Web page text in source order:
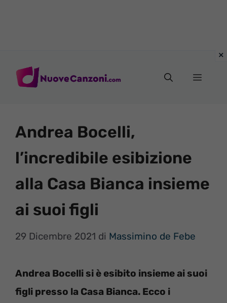
Menu
Andrea Bocelli,
l’incredibile esibizione
alla Casa Bianca insieme
ai suoi figli
29 Dicembre 2021 di Massimino de Febe
Andrea Bocelli si è esibito insieme ai suoi
figli presso la Casa Bianca. Ecco i